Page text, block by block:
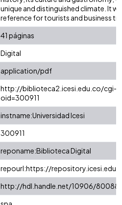
unique and distinguished climate. It
reference for tourists and business
41 páginas
Digital
application/pdf
http://biblioteca2.icesi.edu.co/cgi-
oid=300911
instname:Universidad Icesi
300911
reponame:Biblioteca Digital
repourl:https://
http://hdl.handle.net/10906/80088